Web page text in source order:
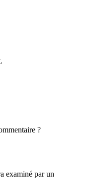
?
examiné par un